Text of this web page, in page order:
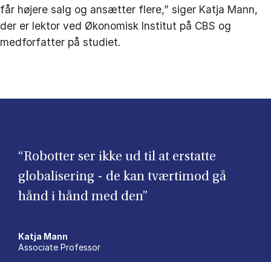
får højere salg og ansætter flere,” siger Katja Mann,
der er lektor ved Økonomisk Institut på CBS og
medforfatter på studiet.
“Robotter ser ikke ud til at erstatte
globalisering - de kan tværtimod gå
hånd i hånd med den”
Katja Mann
Associate Professor